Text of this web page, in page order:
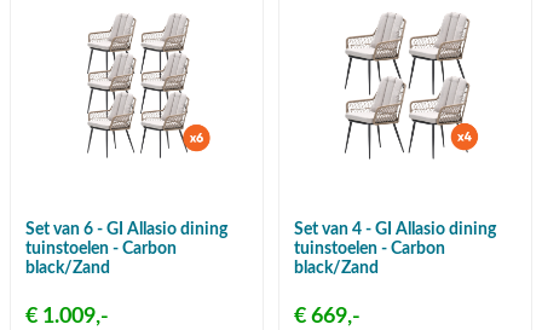
Set van 6 - GI Allasio dining
tuinstoelen - Carbon
black/Zand
€ 1.009,-
Set van 4 - GI Allasio dining
tuinstoelen - Carbon
black/Zand
€ 669,-